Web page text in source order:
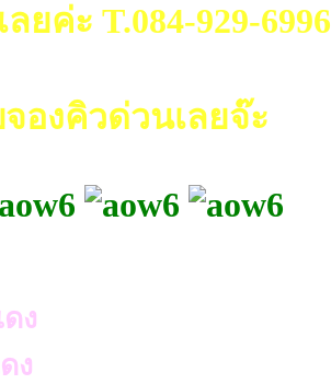
ยค่ะ T.084-929-6996
องคิวด่วนเลยจ๊ะ
ง
ง